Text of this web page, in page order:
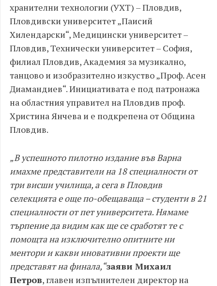
хранителни технологии (УХТ) – Пловдив,
Пловдивски университет „Паисий
Хилендарски“, Медицински университет –
Пловдив, Технически университет – София,
филиал Пловдив, Академия за музикално,
танцово и изобразително изкуство „Проф. Асен
Диамандиев“. Инициативата е под патронажа
на областния управител на Пловдив проф.
Христина Янчева и е подкрепена от Община
Пловдив.
„В успешното пилотно издание във Варна
имахме представители на 18 специалности от
три висши училища, а сега в Пловдив
селекцията е още по-обещаваща – студенти в 21
специалности от пет университета. Нямаме
търпение да видим как ще се сработят те с
помощта на изключително опитните ни
ментори и какви иновативни проекти ще
представят на финала,“заяви Михаил
Петров, главен изпълнителен директор на